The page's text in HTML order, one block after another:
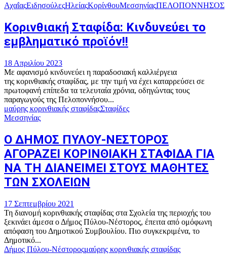
ΑχαΐαςΕιδησούλεςΗλείαςΚορίνθουΜεσσηνίαςΠΕΛΟΠΟΝΝΗΣΟΣ
Κορινθιακή Σταφίδα: Κινδυνεύει το
εμβληματικό προϊόν!!
18 Απριλίου 2023
Με αφανισμό κινδυνεύει η παραδοσιακή καλλιέργεια
της κορινθιακής σταφίδας, με την τιμή να έχει καταρρεύσει σε
πρωτοφανή επίπεδα τα τελευταία χρόνια, οδηγώντας τους
παραγωγούς της Πελοποννήσου...
μαύρης κορινθιακής σταφίδαςΣταφίδες
Μεσσηνίας
Ο ΔΗΜΟΣ ΠΥΛΟΥ-ΝΕΣΤΟΡΟΣ
ΑΓΟΡΑΖΕΙ ΚΟΡΙΝΘΙΑΚΗ ΣΤΑΦΙΔΑ ΓΙΑ
ΝΑ ΤΗ ΔΙΑΝΕΙΜΕΙ ΣΤΟΥΣ ΜΑΘΗΤΕΣ
ΤΩΝ ΣΧΟΛΕΙΩΝ
17 Σεπτεμβρίου 2021
Τη διανομή κορινθιακής σταφίδας στα Σχολεία της περιοχής του
ξεκινάει άμεσα ο Δήμος Πύλου-Νέστορος, έπειτα από ομόφωνη
απόφαση του Δημοτικού Συμβουλίου. Πιο συγκεκριμένα, το
Δημοτικό...
Δήμος Πύλου-Νέστοροςμαύρης κορινθιακής σταφίδας